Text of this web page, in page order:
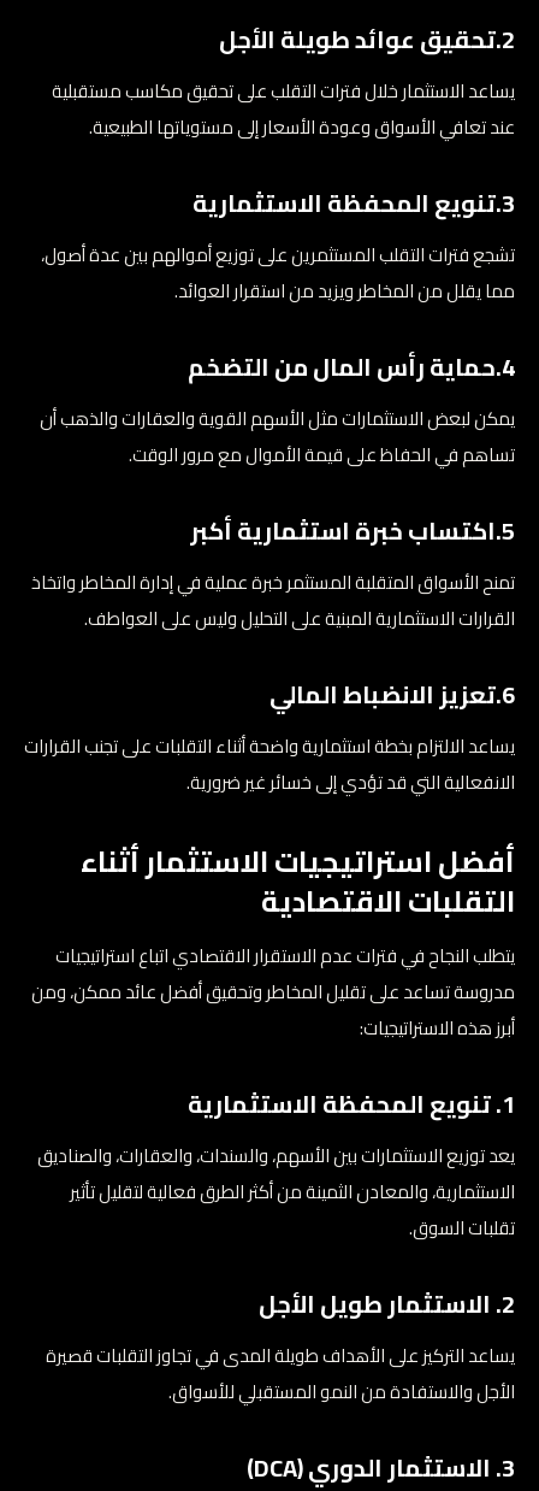
2.تحقيق عوائد طويلة الأجل
يساعد الاستثمار خلال فترات التقلب على تحقيق مكاسب مستقبلية
عند تعافي الأسواق وعودة الأسعار إلى مستوياتها الطبيعية.
3.تنويع المحفظة الاستثمارية
تشجع فترات التقلب المستثمرين على توزيع أموالهم بين عدة أصول،
مما يقلل من المخاطر ويزيد من استقرار العوائد.
4.حماية رأس المال من التضخم
يمكن لبعض الاستثمارات مثل الأسهم القوية والعقارات والذهب أن
تساهم في الحفاظ على قيمة الأموال مع مرور الوقت.
5.اكتساب خبرة استثمارية أكبر
تمنح الأسواق المتقلبة المستثمر خبرة عملية في إدارة المخاطر واتخاذ
القرارات الاستثمارية المبنية على التحليل وليس على العواطف.
6.تعزيز الانضباط المالي
يساعد الالتزام بخطة استثمارية واضحة أثناء التقلبات على تجنب القرارات
الانفعالية التي قد تؤدي إلى خسائر غير ضرورية.
أفضل استراتيجيات الاستثمار أثناء
التقلبات الاقتصادية
يتطلب النجاح في فترات عدم الاستقرار الاقتصادي اتباع استراتيجيات
مدروسة تساعد على تقليل المخاطر وتحقيق أفضل عائد ممكن، ومن
أبرز هذه الاستراتيجيات:
1. تنويع المحفظة الاستثمارية
يعد توزيع الاستثمارات بين الأسهم، والسندات، والعقارات، والصناديق
الاستثمارية، والمعادن الثمينة من أكثر الطرق فعالية لتقليل تأثير
تقلبات السوق.
2. الاستثمار طويل الأجل
يساعد التركيز على الأهداف طويلة المدى في تجاوز التقلبات قصيرة
الأجل والاستفادة من النمو المستقبلي للأسواق.
3. الاستثمار الدوري (DCA)